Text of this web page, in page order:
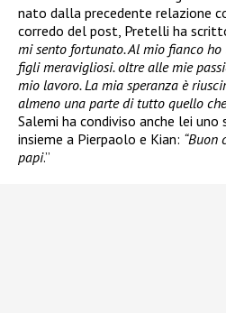
nato dalla precedente relazione
corredo del post, Pretelli ha
mi sento fortunato. Al mio fianco ho
figli meravigliosi. oltre alle mie
mio lavoro. La mia speranza è
almeno una parte di tutto quello
Salemi ha condiviso anche lei
insieme a Pierpaolo e Kian: “Buon
papi.”